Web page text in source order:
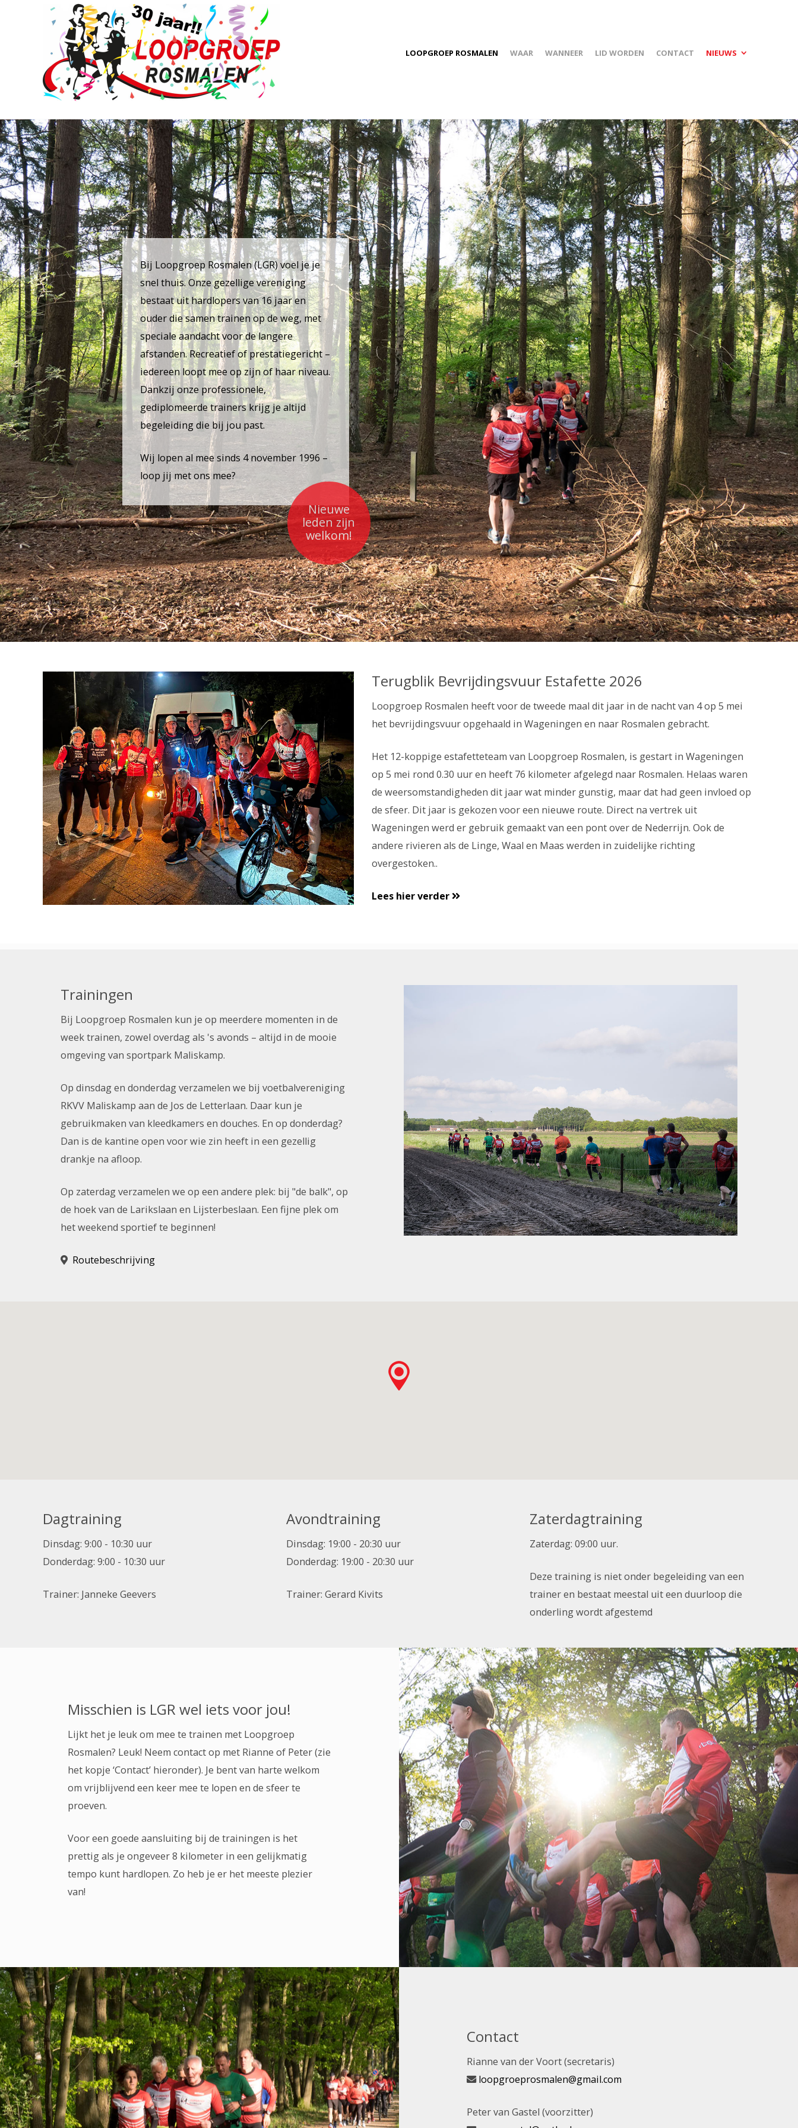
LOOPGROEP ROSMALEN WAAR WANNEER LID WORDEN CONTACT NIEUWS
Bij Loopgroep Rosmalen (LGR) voel je je
snel thuis. Onze gezellige vereniging
bestaat uit hardlopers van 16 jaar en
ouder die samen trainen op de weg, met
speciale aandacht voor de langere
afstanden. Recreatief of prestatiegericht –
iedereen loopt mee op zijn of haar niveau.
Dankzij onze professionele,
gediplomeerde trainers krijg je altijd
begeleiding die bij jou past.
Wij lopen al mee sinds 4 november 1996 –
loop jij met ons mee?
Nieuwe
leden zijn
welkom!
Terugblik Bevrijdingsvuur Estafette 2026
Loopgroep Rosmalen heeft voor de tweede maal dit jaar in de nacht van 4 op 5 mei
het bevrijdingsvuur opgehaald in Wageningen en naar Rosmalen gebracht.
Het 12-koppige estafetteteam van Loopgroep Rosmalen, is gestart in Wageningen
op 5 mei rond 0.30 uur en heeft 76 kilometer afgelegd naar Rosmalen. Helaas waren
de weersomstandigheden dit jaar wat minder gunstig, maar dat had geen invloed op
de sfeer. Dit jaar is gekozen voor een nieuwe route. Direct na vertrek uit
Wageningen werd er gebruik gemaakt van een pont over de Nederrijn. Ook de
andere rivieren als de Linge, Waal en Maas werden in zuidelijke richting
overgestoken..
Lees hier verder
Trainingen
Bij Loopgroep Rosmalen kun je op meerdere momenten in de
week trainen, zowel overdag als 's avonds – altijd in de mooie
omgeving van sportpark Maliskamp.
Op dinsdag en donderdag verzamelen we bij voetbalvereniging
RKVV Maliskamp aan de Jos de Letterlaan. Daar kun je
gebruikmaken van kleedkamers en douches. En op donderdag?
Dan is de kantine open voor wie zin heeft in een gezellig
drankje na afloop.
Op zaterdag verzamelen we op een andere plek: bij "de balk", op
de hoek van de Larikslaan en Lijsterbeslaan. Een fijne plek om
het weekend sportief te beginnen!
Routebeschrijving
Dagtraining
Dinsdag: 9:00 - 10:30 uur
Donderdag: 9:00 - 10:30 uur
Trainer: Janneke Geevers
Avondtraining
Dinsdag: 19:00 - 20:30 uur
Donderdag: 19:00 - 20:30 uur
Trainer: Gerard Kivits
Zaterdagtraining
Zaterdag: 09:00 uur.
Deze training is niet onder begeleiding van een
trainer en bestaat meestal uit een duurloop die
onderling wordt afgestemd
Misschien is LGR wel iets voor jou!
Lijkt het je leuk om mee te trainen met Loopgroep
Rosmalen? Leuk! Neem contact op met Rianne of Peter (zie
het kopje ‘Contact’ hieronder). Je bent van harte welkom
om vrijblijvend een keer mee te lopen en de sfeer te
proeven.
Voor een goede aansluiting bij de trainingen is het
prettig als je ongeveer 8 kilometer in een gelijkmatig
tempo kunt hardlopen. Zo heb je er het meeste plezier
van!
Contact
Rianne van der Voort (secretaris)
loopgroeprosmalen@gmail.com
Peter van Gastel (voorzitter)